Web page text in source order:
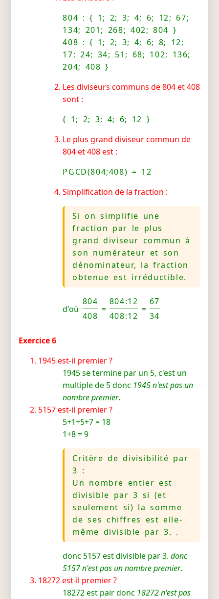
804 : { 1; 2; 3; 4; 6; 12; 67;
134; 201; 268; 402; 804 }
408 : { 1; 2; 3; 4; 6; 8; 12;
17; 24; 34; 51; 68; 102; 136;
204; 408 }
Les diviseurs communs de 804 et 408
sont :
{ 1; 2; 3; 4; 6; 12 }
Le plus grand diviseur commun de
804 et 408 est :
PGCD(804;408) = 12
Simplification de la fraction :
Si on simplifie une
fraction par le plus
grand diviseur commun à
son numérateur et son
dénominateur, la fraction
obtenue est irréductible.
d'où
804
408
=
804:12
408:12
=
67
34
Exercice 6
1945 est-il premier ?
1945 se termine par un 5, c'est un
multiple de 5 donc 1945 n'est pas un
nombre premier.
5157 est-il premier ?
5+1+5+7 = 18
1+8 = 9
Critère de divisibilité par
3 :
Un nombre entier est
divisible par 3 si (et
seulement si) la somme
de ses chiffres est elle-
même divisible par 3. .
donc 5157 est divisible par 3. donc
5157 n'est pas un nombre premier.
18272 est-il premier ?
18272 est pair donc 18272 n'est pas